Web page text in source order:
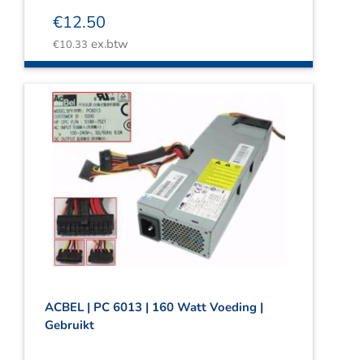
€12.50
€10.33 ex.btw
ACBEL | PC 6013 | 160 Watt Voeding |
Gebruikt